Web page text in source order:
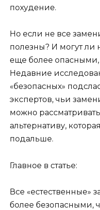
похудение.
Но если не все
полезны? И могут ли
еще более
Недавние
«безопасных»
экспертов, чьи
можно
альтернативу,
подальше.
Главное в статье:
Все «естественные»
более безопасными,